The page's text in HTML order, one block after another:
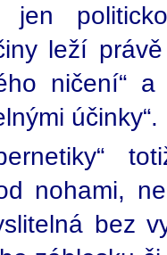
jen
leží
ničení“
účinky“.
nohami,
bez